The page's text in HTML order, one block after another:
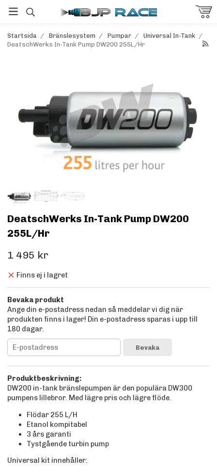
Startsida / Bränslesystem / Pumpar / Universal In-Tank /
DeatschWerks In-Tank Pump DW200 255L/Hr
DeatschWerks In-Tank Pump DW200
255L/Hr
1 495 kr
Finns ej i lagret
Bevaka produkt
Ange din e-postadress nedan så meddelar vi dig när
produkten finns i lager! Din e-postadress sparas i upp till
180 dagar.
Bevaka
Produktbeskrivning:
DW200 in-tank bränslepumpen är den populära DW300
pumpens lillebror. Med lägre pris och lägre flöde.
Flödar 255 L/H
Etanol kompitabel
3 års garanti
Tystgående turbin pump
Universal kit innehåller: